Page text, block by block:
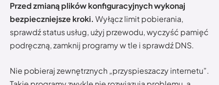
Przed zmianą plików konfiguracyjnych wykonaj
bezpieczniejsze kroki. Wyłącz limit pobierania,
sprawdź status usług, użyj przewodu, wyczyść pamięć
podręczną, zamknij programy w tle i sprawdź DNS.
Nie pobieraj zewnętrznych „przyspieszaczy internetu”.